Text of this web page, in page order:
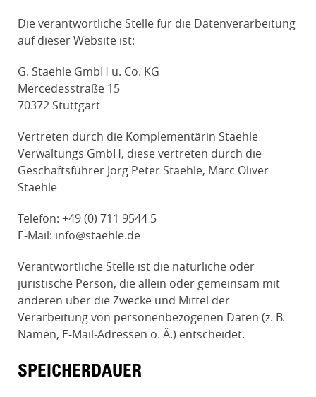
Die verantwortliche Stelle für die Datenverarbeitung
auf dieser Website ist:
G. Staehle GmbH u. Co. KG
Mercedesstraße 15
70372 Stuttgart
Vertreten durch die Komplementärin Staehle
Verwaltungs GmbH, diese vertreten durch die
Geschäftsführer Jörg Peter Staehle, Marc Oliver
Staehle
Telefon: +49 (0) 711 9544 5
E-Mail: info@staehle.de
Verantwortliche Stelle ist die natürliche oder
juristische Person, die allein oder gemeinsam mit
anderen über die Zwecke und Mittel der
Verarbeitung von personenbezogenen Daten (z. B.
Namen, E-Mail-Adressen o. Ä.) entscheidet.
SPEICHERDAUER